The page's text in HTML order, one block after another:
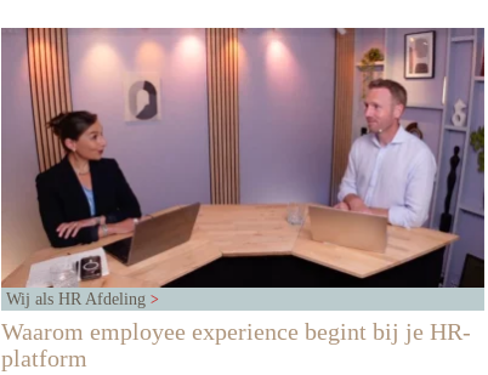
Wij als HR Afdeling
Waarom employee experience begint bij je HR-
platform